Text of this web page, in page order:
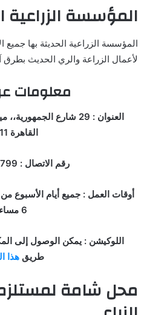
المؤسسة الزراعية
المؤسسة الزراعية الحديثة بها جميع
لأعمال الزراعة والري الحديث بطرق
معلومات
العنوان : 29 شارع
القاهرة 11311
رقم الاتصال : 01009939799
6 مساء.
طريق هذا
محل شامة